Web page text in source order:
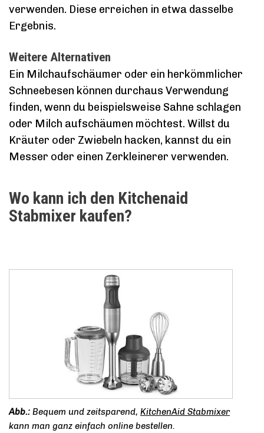
verwenden. Diese erreichen in etwa dasselbe
Ergebnis.
Weitere Alternativen
Ein Milchaufschäumer oder ein herkömmlicher
Schneebesen können durchaus Verwendung
finden, wenn du beispielsweise Sahne schlagen
oder Milch aufschäumen möchtest. Willst du
Kräuter oder Zwiebeln hacken, kannst du ein
Messer oder einen Zerkleinerer verwenden.
Wo kann ich den Kitchenaid
Stabmixer kaufen?
Bequem und zeitsparend, KitchenAid Stabmixer
kann man ganz einfach online bestellen.